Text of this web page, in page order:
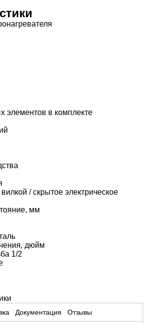
элементов в комплекте
/ скрытое электрическое
мм
дюйм
1/2
Документация Отзывы